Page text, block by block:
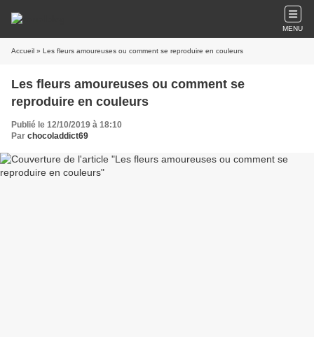
MENU
Accueil » Les fleurs amoureuses ou comment se reproduire en couleurs
Les fleurs amoureuses ou comment se
reproduire en couleurs
Publié le 12/10/2019 à 18:10
Par chocoladdict69